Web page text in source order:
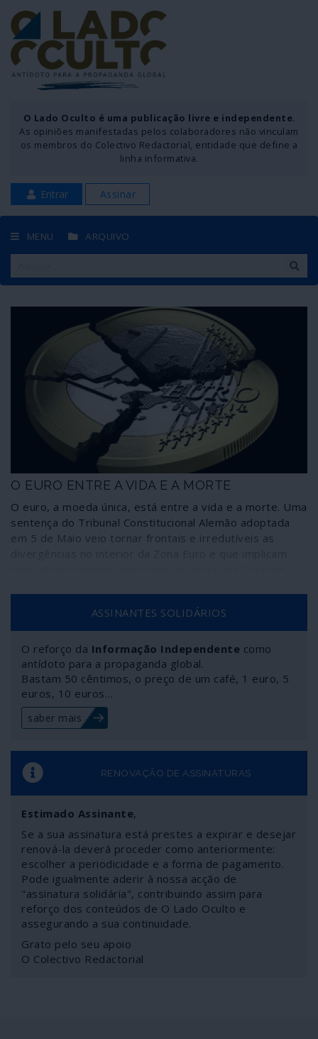
O Lado Oculto é uma publicação livre e independente.
As opiniões manifestadas pelos colaboradores não vinculam
os membros do Colectivo Redactorial, entidade que define a
linha informativa.
Entrar Assinar
MENU ARQUIVO
O EURO ENTRE A VIDA E A MORTE
O euro, a moeda única, está entre a vida e a morte. Uma
sentença do Tribunal Constitucional Alemão adoptada
em 5 de Maio veio tornar frontais e irredutíveis as
situação resultante da sentença do Tribunal criou um
quadro no qual ou a Alemanha sai do euro ou as suas
posições ditadas constitucionalmente têm ganho de
causa no Banco Central Europeu – terminando com as
compras de dívida dos Estados membros. Mas se isto
acontecer, países como França e a Itália terão de por
em causa a continuidade no euro porque as suas
economias não sobrevivem sem as compras de dívida e
conhecemos, está entre a vida e a morte.
ASSINANTES SOLIDÁRIOS
O reforço da Informação Independente como
antídoto para a propaganda global.
Bastam 50 cêntimos, o preço de um café, 1 euro, 5
euros, 10 euros…
saber mais
RENOVAÇÃO DE ASSINATURAS
Estimado Assinante,
Se a sua assinatura está prestes a expirar e desejar
renová-la deverá proceder como anteriormente:
escolher a periodicidade e a forma de pagamento.
Pode igualmente aderir à nossa acção de
"assinatura solidária", contribuindo assim para
reforço dos conteúdos de O Lado Oculto e
assegurando a sua continuidade.
Grato pelo seu apoio
O Colectivo Redactorial